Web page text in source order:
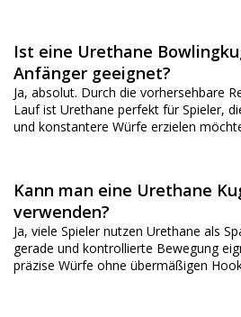
Ist eine Urethane
Anfänger geeignet?
Ja, absolut. Durch die vorhersehbare
Lauf ist Urethane perfekt für Spieler,
und konstantere Würfe erzielen
Kann man eine Urethane
verwenden?
Ja, viele Spieler nutzen Urethane als
gerade und kontrollierte Bewegung
präzise Würfe ohne übermäßigen